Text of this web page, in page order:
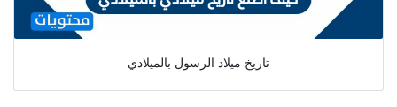
تاريخ ميلاد الرسول بالميلادي